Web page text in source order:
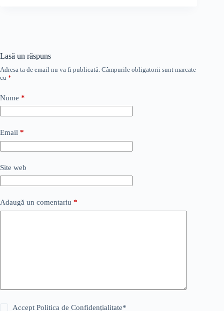
Lasă un răspuns
Adresa ta de email nu va fi publicată. Câmpurile obligatorii sunt marcate
cu *
Nume *
Email *
Site web
Adaugă un comentariu *
AcceptPolitica de Confidențialitate*